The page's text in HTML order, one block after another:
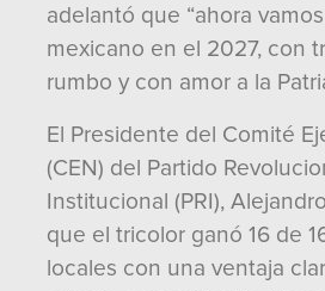
adelantó que “ahora
mexicano en el 2027, con
rumbo y con amor a la
El Presidente del Comité
(CEN) del Partido
Institucional (PRI),
que el tricolor ganó 16 de
locales con una ventaja